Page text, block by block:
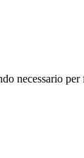
necessario